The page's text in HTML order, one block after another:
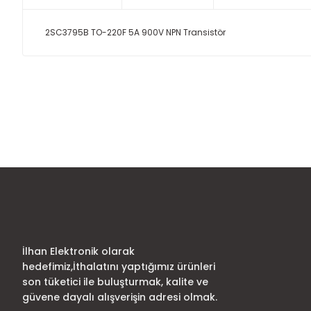
2SC3795B TO-220F 5A 900V NPN Transistör
Ürün bilgilerinde hatalar bulunuyor.
İlhan Elektronik olarak
hedefimiz,İthalatını yaptığımız ürünleri
son tüketici ile buluşturmak, kalite ve
güvene dayalı alışverişin adresi olmak.